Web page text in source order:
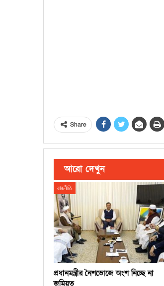
Share
আরো দেখুন
রাজনীতি
প্রধানমন্ত্রীর নৈশভোজে অংশ নিচ্ছে না
জমিয়ত